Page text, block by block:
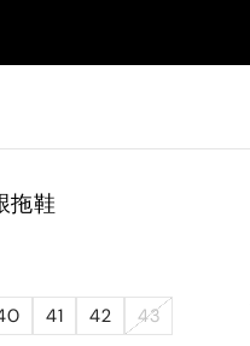
拖鞋
41 42 43